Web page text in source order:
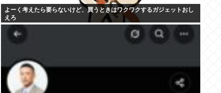
よーく考えたら要らないけど、買うときはワクワクするガジェットおし
えろ